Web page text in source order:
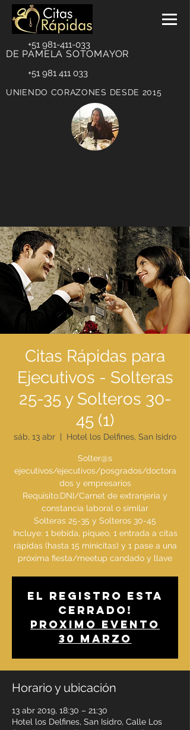
+51 981-411-033
DE PAMELA SOTOMAYOR
+51 981 411 033
UNIENDO CORAZONES DESDE 2015
Citas Rápidas para
Ejecutivos - Solteras
25-35 y Solteros 30-
45 (1)
sáb, 13 abr Hotel los Delfines, San Isidro
Solter@s
ejecutivos/ejecutivos/posgrados/doctora
dos y empresarios
Requisito:DNI/Carnet de extranjeria y
constancia laboral o similar
Solteras 25-35 y Solteros 30-45
Incluye: 1 bebida, piqueo, 1 entrada a citas
rápidas (hasta 15 minicitas) y 1 pase a una
El registro esta
cerrado!
PROXIMO EVENTO
30 MARZO
Horario y ubicación
13 abr 2019, 18:30 – 21:30
Hotel los Delfines, San Isidro, Calle Los